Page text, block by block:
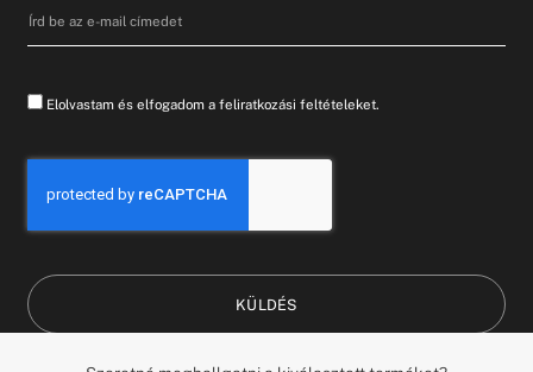
Elolvastam és elfogadom a feliratkozási feltételeket.
KÜLDÉS